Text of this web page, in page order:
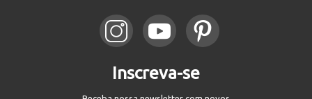
Inscreva-se